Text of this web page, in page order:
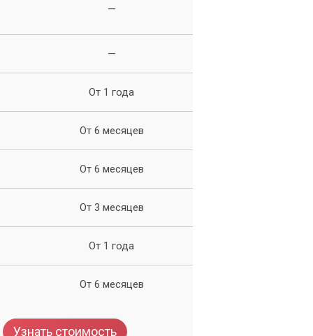
—
—
От 1 года
От 6 месяцев
От 6 месяцев
От 3 месяцев
От 1 года
От 6 месяцев
Узнать стоимость